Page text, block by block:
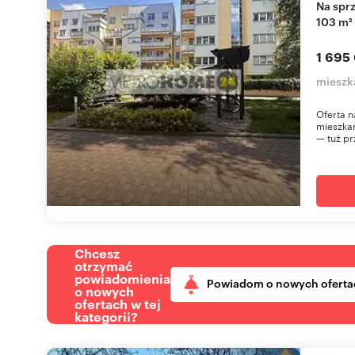
Na sprzedaż przestronne 4-pokojowe mieszkanie
103
1 695
Oferta
— tuż
Chcesz
otrzymać
powiadomienia
o nowych
ofertach w tej
kategorii?
Powiadom o nowych